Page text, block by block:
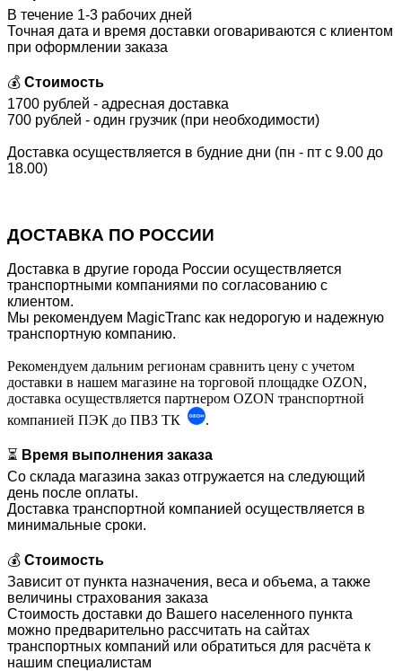
В течение 1-3 рабочих дней
Точная дата и время доставки оговариваются с клиентом
при оформлении заказа
💰 Стоимость
1700 рублей - адресная доставка
700 рублей - один грузчик (при необходимости)
Доставка осуществляется в будние дни (пн - пт с 9.00 до
18.00)
ДОСТАВКА ПО РОССИИ
Доставка в другие города России осуществляется
транспортными компаниями по согласованию с
клиентом.
Мы рекомендуем MagicTranc как недорогую и надежную
транспортную компанию.
Рекомендуем дальним регионам сравнить цену с учетом
доставки в нашем магазине на торговой площадке OZON,
доставка осуществляется партнером OZON транспортной
компанией ПЭК до ПВЗ ТК
.
⏳ Время выполнения заказа
Со склада магазина заказ отгружается на следующий
день после оплаты.
Доставка транспортной компанией осуществляется в
минимальные сроки.
💰 Стоимость
Зависит от пункта назначения, веса и объема, а также
величины страхования заказа
Стоимость доставки до Вашего населенного пункта
можно предварительно рассчитать на сайтах
транспортных компаний или обратиться для расчёта к
нашим специалистам